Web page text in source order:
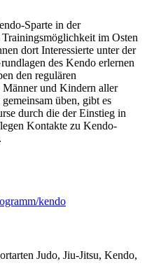
Sparte in der
Trainingsmöglichkeit im Osten
dort Interessierte unter der
des Kendo erlernen
den regulären
Männer und Kindern aller
üben, gibt es
durch die der Einstieg in
Kontakte zu Kendo-
kendo
Judo, Jiu-Jitsu, Kendo,